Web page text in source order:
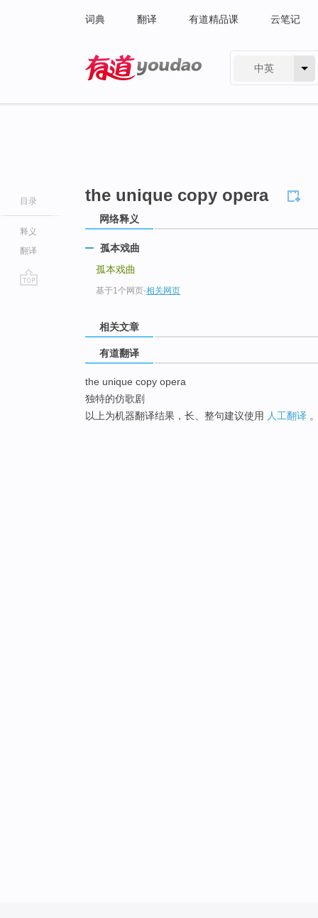
词典 翻译 有道精品课 云笔记
中英
目录
释义
翻译
the unique copy opera
网络释义
孤本戏曲
孤本戏曲
基于1个网页-相关网页
相关文章
有道翻译
the unique copy opera
独特的仿歌剧
以上为机器翻译结果，长、整句建议使用 人工翻译